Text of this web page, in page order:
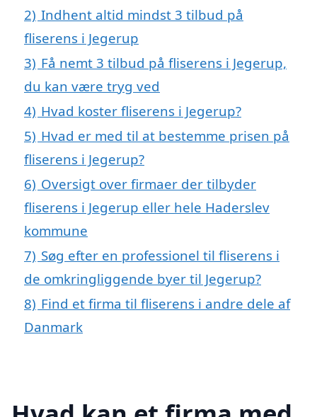
2) Indhent altid mindst 3 tilbud på
fliserens i Jegerup
3) Få nemt 3 tilbud på fliserens i Jegerup,
du kan være tryg ved
4) Hvad koster fliserens i Jegerup?
5) Hvad er med til at bestemme prisen på
fliserens i Jegerup?
6) Oversigt over firmaer der tilbyder
fliserens i Jegerup eller hele Haderslev
kommune
7) Søg efter en professionel til fliserens i
de omkringliggende byer til Jegerup?
8) Find et firma til fliserens i andre dele af
Danmark